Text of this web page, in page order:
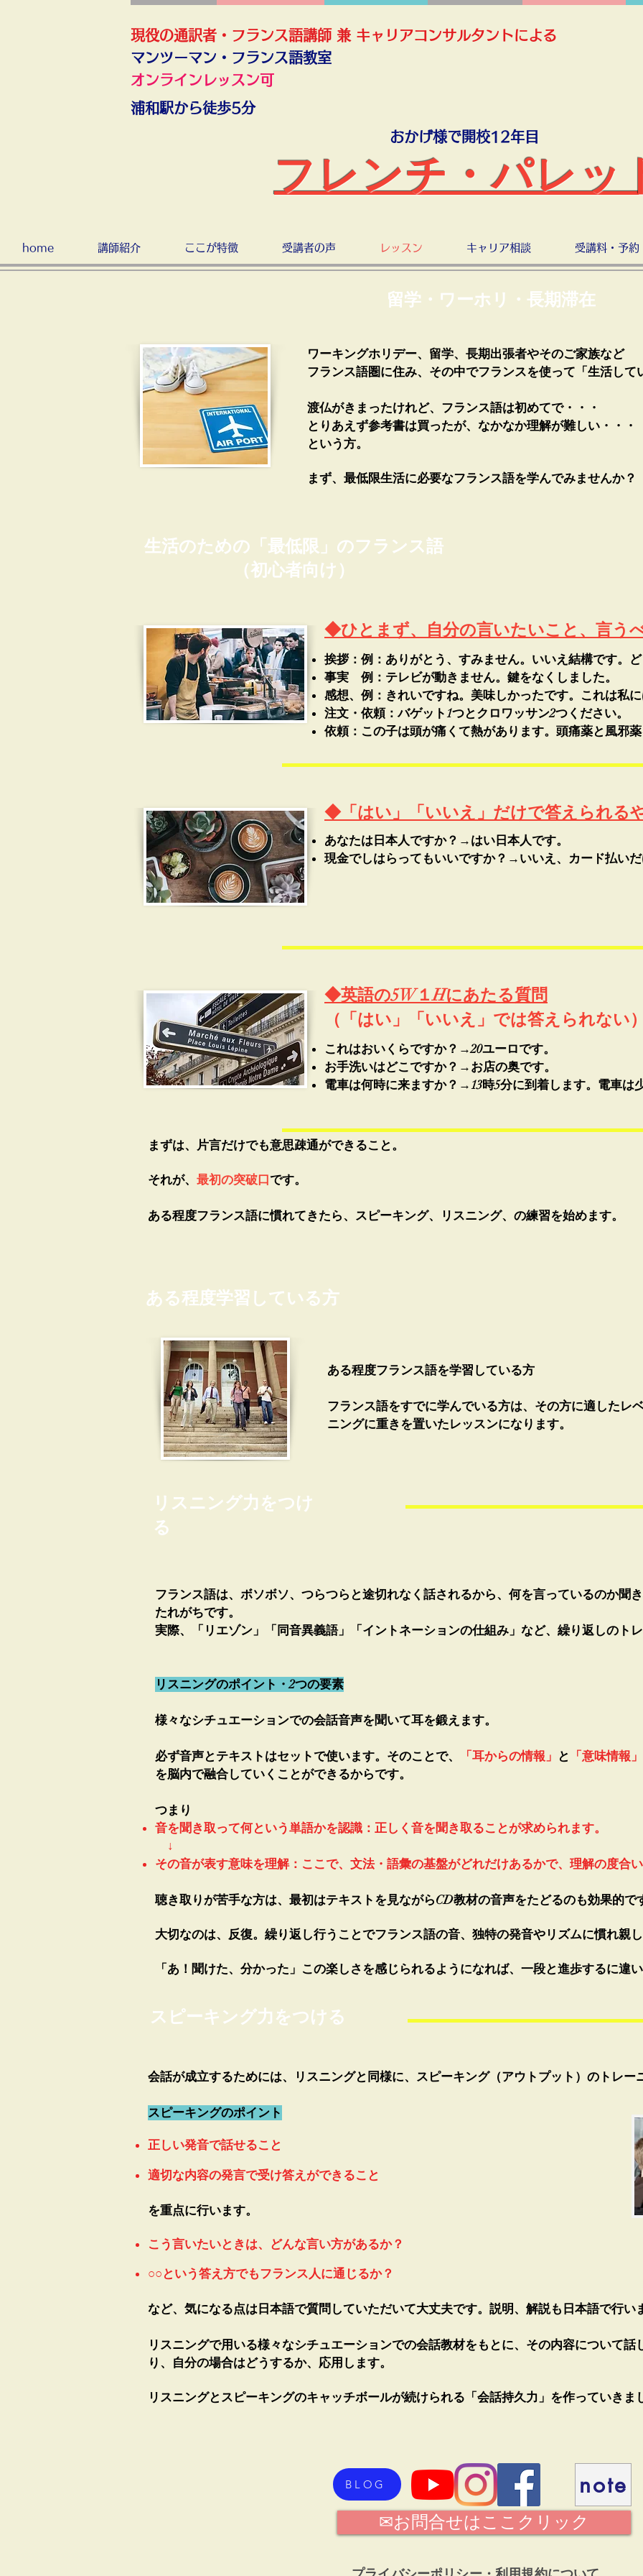
現役の通訳者・フランス語講師 兼 キャリアコンサルタントによる
​マンツーマン・フランス語教室
オンラインレッスン可
浦和駅から徒歩5分
おかげ様で開校12年目
フレンチ・パレッ
home 講師紹介 ここが特徴 受講者の声 レッスン キャリア相談 受講料・予約
留学・ワーホリ・長期滞在
ワーキングホリデー、留学、長期出張者やそのご家族など
フランス語圏に住み、その中でフランスを使って「生活して
渡仏がきまったけれど、フランス語は初めてで・・・
とりあえず参考書は買ったが、なかなか理解が難しい・・・
​という方。
まず、最低限生活に必要なフランス語を学んでみませんか？
生活のための「最低限」のフランス語
（初心者向け）
◆ひとまず、自分の言いたいこと、言う
挨拶：例：ありがとう、すみません。いいえ結構です。
事実 例：テレビが動きません。鍵をなくしました。
感想、例：きれいですね。美味しかったです。これは私に
注文・依頼：バゲット1つとクロワッサン2つください。
依頼：この子は頭が痛くて熱があります。頭痛薬と風邪薬
◆「はい」「いいえ」だけで答えられる
あなたは日本人ですか？→はい日本人です。
現金でしはらってもいいですか？→いいえ、カード払いだ
◆英語の5W１Hにあたる質問
（「はい」「いいえ」では答えられない）
これはおいくらですか？→20ユーロです。
お手洗いはどこですか？→お店の奥です。
電車は何時に来ますか？→13時5分に到着します。電車は
まずは、片言だけでも意思疎通ができること。
それが、 最初の突破口です。
ある程度フランス語に慣れてきたら、スピーキング、リスニング、の練習を始めます。
ある程度学習している方
ある程度フランス語を学習している方
フランス語をすでに学んでいる方は、その方に適したレ
ニングに重きを置いたレッスンになります。
リスニング力をつけ
る
フランス語は、ボソボソ、つらつらと途切れなく話されるから、何を言っているのか聞
たれがちです。
実際、「リエゾン」「同音異義語」「イントネーションの仕組み」など、繰り返しのト
リスニングのポイント・2つの要素
様々なシチュエーションでの会話音声を聞いて耳を鍛えます。
必ず音声とテキストはセットで使います。そのことで、 「耳からの情報」 と 「意味情報」
を脳内で融合していくことができるからです。
つまり
音を聞き取って何という単語かを認識：​正しく音を聞き取ることが求められます。
↓
その音が表す意味を理解：ここで、文法・語彙の基盤がどれだけあるかで、理解の度合い
聴き取りが苦手な方は、最初はテキストを見ながらCD教材の音声をたどるのも効果的で
大切なのは、反復。 繰り返し行うことでフランス語の音、独特の発音やリズムに慣れ親し
「あ！聞けた、分かった」この楽しさを感じられるようになれば、一段と進歩するに違い
スピーキング力をつける
会話が成立するためには、リスニングと同様に、スピーキング（アウトプット）のトレー
スピーキングのポイント
正しい発音で話せること
適切な内容の発言で受け答えができること
を重点に行います。
こう言いたいときは、どんな言い方があるか？
○○という答え方でもフランス人に通じるか？
など、気になる点は日本語で質問していただいて大丈夫です。説明、解説も日本語で行い
リスニングで用いる様々なシチュエーションでの会話教材をもとに、その内容について話
り、自分の場合はどうするか、応用します。
リスニングとスピーキングのキャッチボールが続けられる「会話持久力」を作っていきま
BLOG note
✉お問合せはここクリック